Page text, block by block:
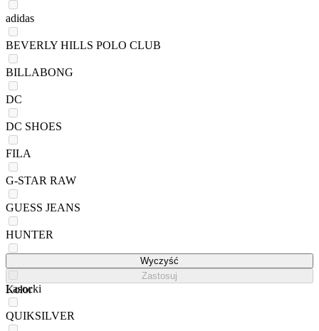
adidas
BEVERLY HILLS POLO CLUB
BILLABONG
DC
DC SHOES
FILA
G-STAR RAW
GUESS JEANS
HUNTER
Lasocki
QUIKSILVER
Wyczyść
Zastosuj
Kolor